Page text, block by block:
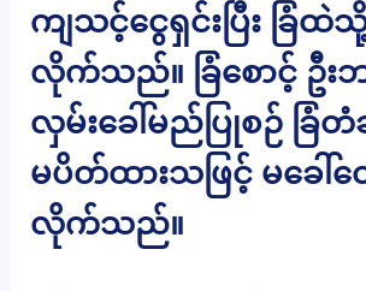
ကျသင့်ငွေရှင်းပြီး ခြံထဲ
လိုက်သည်။ ခြံစောင့် ဦ
လှမ်းခေါ်မည်ပြုစဉ် ခြံတံ
မပိတ်ထားသဖြင့် မခေါ်
လိုက်သည်။